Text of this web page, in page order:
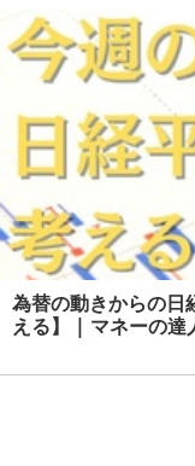
為替の動きからの日
える】 | マネーの達